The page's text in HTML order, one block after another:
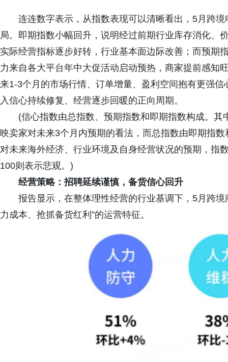
连连数字表示，从指数表现可以清晰看出，5月跨
局。即期指数小幅回升，说明经过前期行业库存消化、
实际经营指标逐步好转，行业基本面边际改善；而预期
力来自各大平台年中大促活动启动预热，商家提前感知
来1-3个月的市场行情、订单增量、盈利空间抱有更强
入信心持续修复、经营逐步回暖的正向周期。
(信心指数由总指数、预期指数和即期指数构成。
映卖家对未来3个月内预期的看法，而总指数由即期指
对未来海外经济、行业环境及自身经营状况的预期，指
100则表示悲观。)
经营策略：招聘延续谨慎，备货信心回升
报告显示，在整体理性经营的行业基调下，5月跨
力成本、抢抓备货红利”的运营特征。